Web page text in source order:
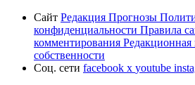
Сайт Редакция Прогнозы
конфиденциальности Правила
комментирования Редакционная
собственности
Соц. сети facebook x youtube